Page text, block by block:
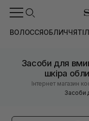
ВОЛОССЯОБЛИЧЧЯ
Засоби для
шкіра
Інтернет магазин
Засоби